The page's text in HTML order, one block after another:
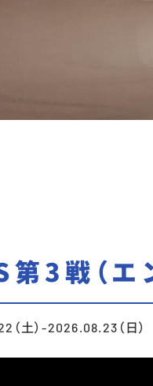
戦（エ
土）-2026.08.23（日）